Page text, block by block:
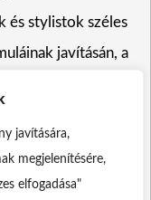
javítására,
megjelenítésére,
elfogadása"
és stylistok széles
javításán, a